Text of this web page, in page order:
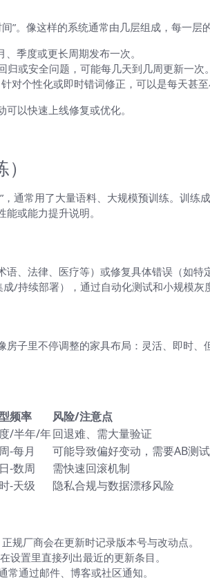
”。像这样的系统通常由几层组成，每一层
、季度或更长周期发布一次。
归或安全问题，可能每几天到几周更新一次。
针对个性化或即时错词修正，可以是每天甚至
以快速上线修复或优化。
，通常用了大量语料、大规模预训练。训
或能力提升说明。
、法律、医疗等）或修复具体错误（如
/持续部署），通过自动化测试和小规模灰
子里不停调整的家具布局：灵活、即时
频率
风险/注意点
/半年/年回退难、需大量验证
-每月
可能导致偏好变动，需要AB测试
-数周
需快速回滚机制
-天级 隐私合规与数据漂移风险
规厂商会在更新时记录版本号与改动点。
设置里直接列出最近的更新条目。
通过邮件、博客或社区通知。